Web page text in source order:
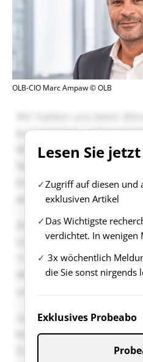
OLB-CIO Marc Ampaw © OLB
Lesen Sie
Zugriff auf diesen und
exklusiven Artikel
Das Wichtigste
verdichtet. In wenigen
3x wöchentlich
die Sie sonst nirgends
Exklusives Probeabo